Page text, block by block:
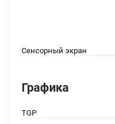
Сенсорный экран
Графика
TGP